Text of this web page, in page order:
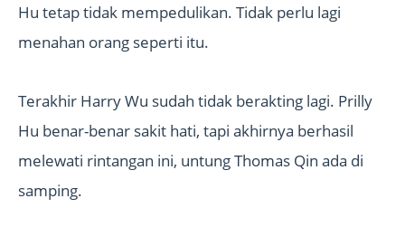
Hu tetap tidak mempedulikan. Tidak perlu lagi
menahan orang seperti itu.
Terakhir Harry Wu sudah tidak berakting lagi. Prilly
Hu benar-benar sakit hati, tapi akhirnya berhasil
melewati rintangan ini, untung Thomas Qin ada di
samping.